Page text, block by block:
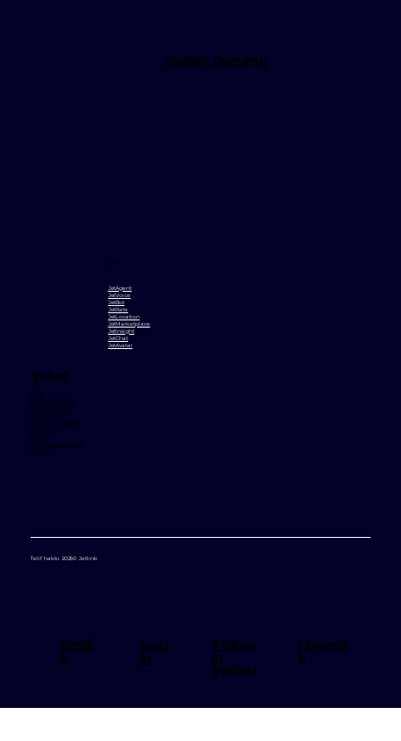
Sistem Durumu
Ürün
JetAgent
JetVoice
JetBot
JetRate
JetLocation
JetMarketplace
JetInsight
JetChat
JetAvatar
Şirket
Marka Varlıkları
Vaka Çalışmaları
Telif hakkı 2025© Jetlink
Gizlili
k
Şartl
ar
Kullanı
cı
Verileri
Güvenli
k